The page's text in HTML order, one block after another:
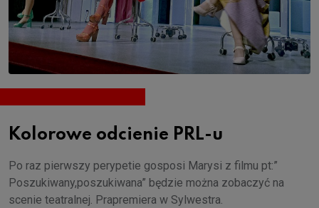
Kolorowe odcienie PRL-u
Po raz pierwszy perypetie gosposi Marysi z filmu pt:”
Poszukiwany,poszukiwana” będzie można zobaczyć na
scenie teatralnej. Prapremiera w Sylwestra.